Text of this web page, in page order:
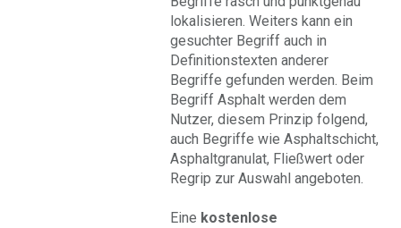
lokalisieren. Weiters kann ein
gesuchter Begriff auch in
Definitionstexten anderer
Begriffe gefunden werden. Beim
Begriff Asphalt werden dem
Nutzer, diesem Prinzip folgend,
auch Begriffe wie Asphaltschicht,
Asphaltgranulat, Fließwert oder
Regrip zur Auswahl angeboten.
Eine kostenlose